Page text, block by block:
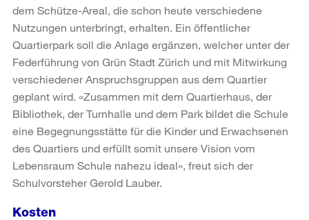
dem Schütze-Areal, die schon heute verschiedene
Nutzungen unterbringt, erhalten. Ein öffentlicher
Quartierpark soll die Anlage ergänzen, welcher unter der
Federführung von Grün Stadt Zürich und mit Mitwirkung
verschiedener Anspruchsgruppen aus dem Quartier
geplant wird. «Zusammen mit dem Quartierhaus, der
Bibliothek, der Turnhalle und dem Park bildet die Schule
eine Begegnungsstätte für die Kinder und Erwachsenen
des Quartiers und erfüllt somit unsere Vision vom
Lebensraum Schule nahezu ideal», freut sich der
Schulvorsteher Gerold Lauber.
Kosten